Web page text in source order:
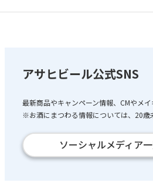
アサヒビール公式SNS
最新商品やキャンペーン情報、CMやメ
※お酒にまつわる情報については、20歳
ソーシャルメディア